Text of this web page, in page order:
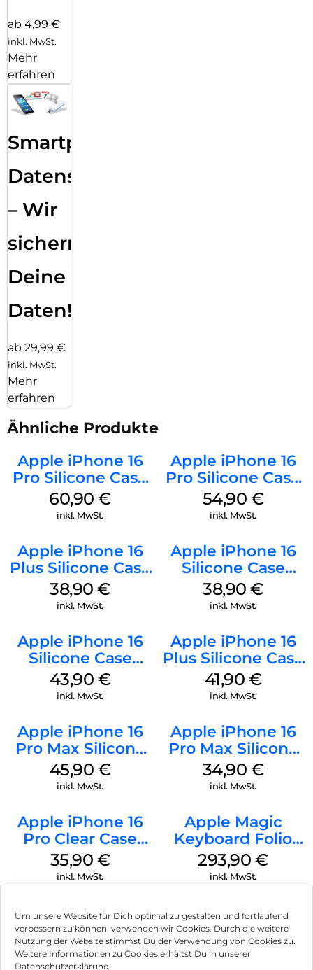
Um unsere Website für Dich optimal zu gestalten und fortlaufend
verbessern zu können, verwenden wir Cookies. Durch die weitere
Nutzung der Website stimmst Du der Verwendung von Cookies zu.
Weitere Informationen zu Cookies erhältst Du in unserer
Datenschutzerklärung.
ab 4,99 €
inkl. MwSt.
Mehr
erfahren
Smartphone
Datensicherung
– Wir
sichern
Deine
Daten!
ab 29,99 €
inkl. MwSt.
Mehr
erfahren
Ähnliche Produkte
Apple iPhone 16
Pro Silicone Case
MagSafe Stone
Gray
60,90€
inkl. MwSt.
Apple iPhone 16
Pro Silicone Case
MagSafe Black
54,90 €
inkl. MwSt.
Apple iPhone 16
Plus Silicone Case
MagSafe Denim
38,90€
inkl. MwSt.
Apple iPhone 16
Silicone Case
MagSafe
Ultramarine
38,90€
inkl. MwSt.
Apple iPhone 16
Silicone Case
MagSafe Plum
43,90 €
inkl. MwSt.
Apple iPhone 16
Plus Silicone Case
MagSafe Stone
Gray
41,90 €
inkl. MwSt.
Apple iPhone 16
Pro Max Silicone
Case MagSafe
Ultramarine
45,90 €
inkl. MwSt.
Apple iPhone 16
Pro Max Silicone
Case MagSafe
Denim
34,90 €
inkl. MwSt.
Apple iPhone 16
Pro Clear Case
MagSafe
Transparent
35,90 €
inkl. MwSt.
Apple Magic
Keyboard Folio
iPad 10.9″ (10.Gen.)
Weiß
293,90€
inkl. MwSt.
Impressum